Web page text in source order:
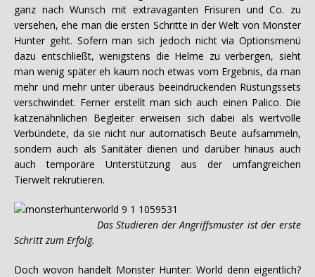
ganz nach Wunsch mit extravaganten Frisuren und Co. zu
versehen, ehe man die ersten Schritte in der Welt von Monster
Hunter geht. Sofern man sich jedoch nicht via Optionsmenü
dazu entschließt, wenigstens die Helme zu verbergen, sieht
man wenig später eh kaum noch etwas vom Ergebnis, da man
mehr und mehr unter überaus beeindruckenden Rüstungssets
verschwindet. Ferner erstellt man sich auch einen Palico. Die
katzenähnlichen Begleiter erweisen sich dabei als wertvolle
Verbündete, da sie nicht nur automatisch Beute aufsammeln,
sondern auch als Sanitäter dienen und darüber hinaus auch
auch temporäre Unterstützung aus der umfangreichen
Tierwelt rekrutieren.
Das Studieren der Angriffsmuster ist der erste
Schritt zum Erfolg.
Doch wovon handelt Monster Hunter: World denn eigentlich?